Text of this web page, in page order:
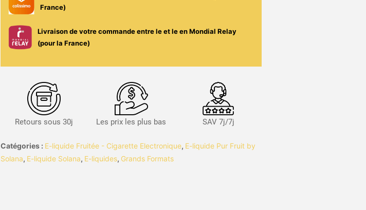
Solana
France)
Livraison de votre commande entre leet leen Mondial Relay
(pour la France)
Retours sous 30j Les prix les plus bas SAV 7j/7j
Catégories : E-liquide Fruitée - Cigarette Electronique, E-liquide Pur Fruit by
Solana, E-liquide Solana, E-liquides, Grands Formats